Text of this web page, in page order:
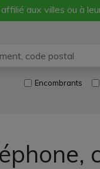
aux villes ou à
Encombrants